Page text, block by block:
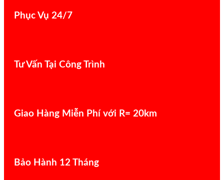
Phục Vụ 24/7
Tư Vấn Tại Công Trình
Giao Hàng Miễn Phí với R= 20km
Bảo Hành 12 Tháng